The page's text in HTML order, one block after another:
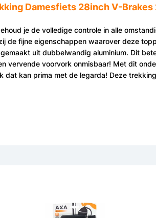
Damesfiets 28inch V-Brakes
je de volledige controle in alle
de fijne eigenschappen waarover deze
uit dubbelwandig aluminium. Dit
vervende voorvork onmisbaar! Met dit
dat kan prima met de legarda! Deze